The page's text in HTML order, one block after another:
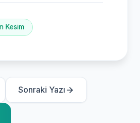
Kesim
Sonraki Yazı